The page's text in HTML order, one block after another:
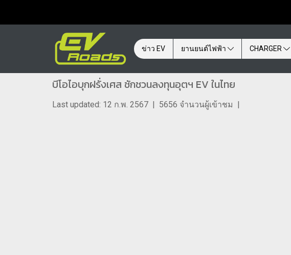
ข่าว EV ยานยนต์ไฟฟ้า CHARGER
บีโอไอบุกฝรั่งเศส ชักชวนลงทุนอุตฯ EV ในไทย
Last updated: 12 ก.พ. 2567 | 5656 จำนวนผู้เข้าชม |